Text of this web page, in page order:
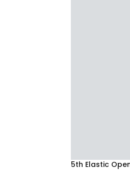
5th Elastic